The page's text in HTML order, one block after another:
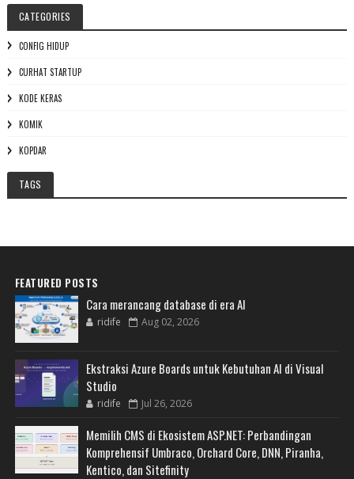
CATEGORIES
CONFIG HIDUP
CURHAT STARTUP
KODE KERAS
KOMIK
KOPDAR
TAGS
FEATURED POSTS
Cara merancang database di era AI
ridife Aug 02, 2026
Ekstraksi Azure Boards untuk Kebutuhan AI di Visual
Studio
ridife Jul 26, 2026
Memilih CMS di Ekosistem ASP.NET: Perbandingan
Komprehensif Umbraco, Orchard Core, DNN, Piranha,
Kentico, dan Sitefinity